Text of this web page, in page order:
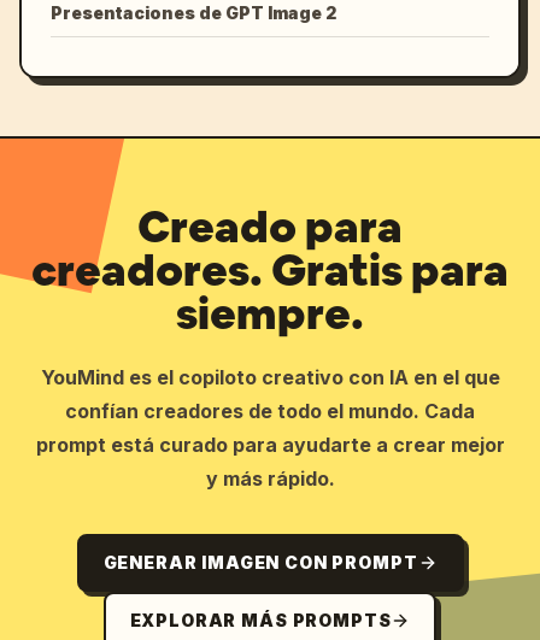
Presentaciones de GPT Image 2
Creado para
creadores. Gratis para
siempre.
YouMind es el copiloto creativo con IA en el que
confían creadores de todo el mundo. Cada
prompt está curado para ayudarte a crear mejor
y más rápido.
GENERAR IMAGEN CON PROMPT
EXPLORAR MÁS PROMPTS